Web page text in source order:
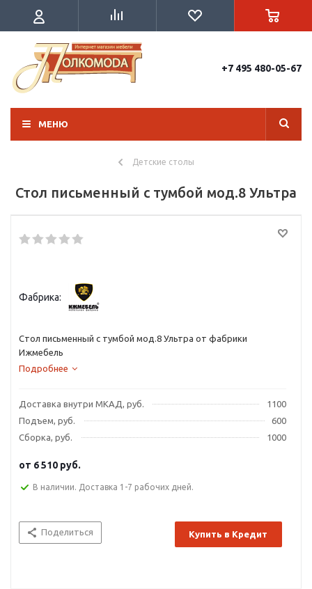
+7 495 480-05-67
МЕНЮ
Детские столы
Стол письменный с тумбой мод.8 Ультра
Фабрика:
Стол письменный с тумбой мод.8 Ультра от фабрики
Ижмебель
Подробнее
Доставка внутри МКАД, руб.
1100
Подъем, руб.
600
Сборка, руб.
1000
от 6 510 руб.
В наличии. Доставка 1-7 рабочих дней.
Поделиться Купить в Кредит